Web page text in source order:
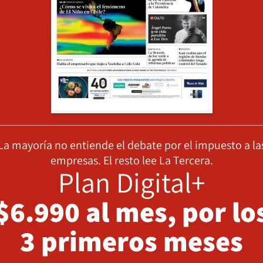
mayoría no entiende el debate por el impuesto a
empresas. El resto lee La Tercera.
Plan Digital+
al mes, por
3 primeros meses